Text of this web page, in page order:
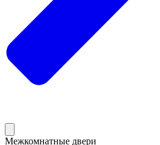
Межкомнатные двери